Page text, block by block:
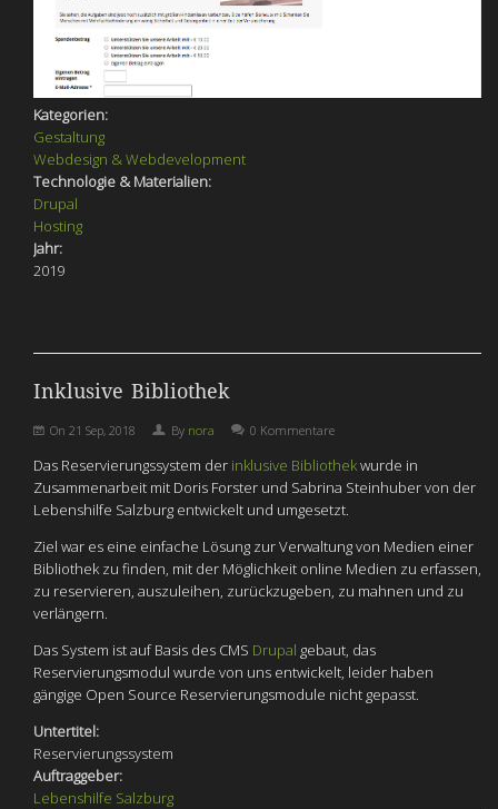
Kategorien:
Gestaltung
Webdesign & Webdevelopment
Technologie & Materialien:
Drupal
Hosting
Jahr:
2019
Inklusive Bibliothek
On 21 Sep, 2018 By nora 0 Kommentare
Das Reservierungssystem der inklusive Bibliothekwurde in
Zusammenarbeit mit Doris Forster und Sabrina Steinhuber von der
Lebenshilfe Salzburg entwickelt und umgesetzt.
Ziel war es eine einfache Lösung zur Verwaltung von Medien einer
Bibliothek zu finden, mit der Möglichkeit online Medien zu erfassen,
zu reservieren, auszuleihen, zurückzugeben, zu mahnen und zu
verlängern.
Das System ist auf Basis des CMS Drupal gebaut, das
Reservierungsmodul wurde von uns entwickelt, leider haben
gängige Open Source Reservierungsmodule nicht gepasst.
Untertitel:
Reservierungssystem
Auftraggeber:
Lebenshilfe Salzburg